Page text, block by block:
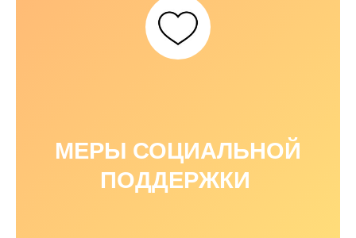
МЕРЫ СОЦИАЛЬНОЙ
ПОДДЕРЖКИ